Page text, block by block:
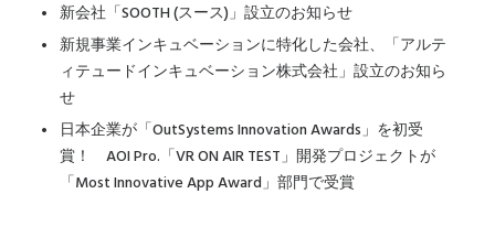
新会社「SOOTH (スース)」設立のお知らせ
新規事業インキュベーションに特化した会社、「アルテ
ィテュードインキュベーション株式会社」設立のお知ら
せ
日本企業が「OutSystems Innovation Awards」を初受
賞！ AOI Pro.「VR ON AIR TEST」開発プロジェクトが
「Most Innovative App Award」部門で受賞